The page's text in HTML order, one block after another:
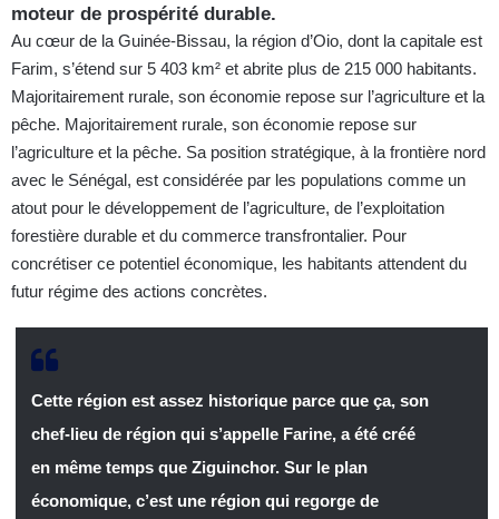
moteur de prospérité durable.
Au cœur de la Guinée-Bissau, la région d’Oio, dont la capitale est
Farim, s’étend sur 5 403 km² et abrite plus de 215 000 habitants.
Majoritairement rurale, son économie repose sur l’agriculture et la
pêche. Majoritairement rurale, son économie repose sur
l’agriculture et la pêche. Sa position stratégique, à la frontière nord
avec le Sénégal, est considérée par les populations comme un
atout pour le développement de l’agriculture, de l’exploitation
forestière durable et du commerce transfrontalier. Pour
concrétiser ce potentiel économique, les habitants attendent du
futur régime des actions concrètes.
Cette région est assez historique parce que ça, son
chef-lieu de région qui s’appelle Farine, a été créé
en même temps que Ziguinchor. Sur le plan
économique, c’est une région qui regorge de